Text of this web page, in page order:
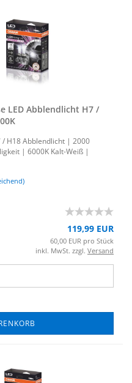
LED Ab­blend­licht H7 /
/ H18 Ab­blend­licht | 2000
| 6000K Kalt-​Weiß |
119,99 EUR
60,00 EUR pro Stück
inkl. MwSt. zzgl. Versand